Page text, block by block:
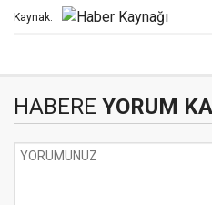
Kaynak:
HABERE YORUM